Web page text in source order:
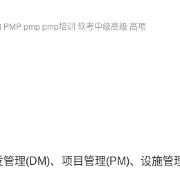
pmp pmp培训 软考中级高级 高项
理(DM)、项目管理(PM)、设施管